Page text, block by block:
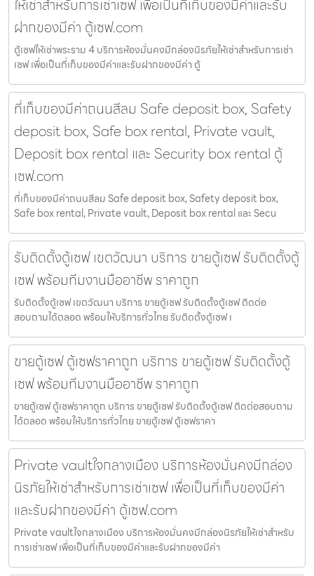
ให้เช่าสำหรับการเช่าเซฟ เพื่อเป็นที่เก็บของมีค่าและรับ
ฝากของมีค่า ตู้เซฟ.com
ตู้เซฟให้เช่าพระราม 4 บริการห้องมั่นคงมีกล่องนิรภัยให้เช่าสำหรับการเช่า
เซฟ เพื่อเป็นที่เก็บของมีค่าและรับฝากของมีค่า ตู้
ที่เก็บของมีค่าถนนสีลม Safe deposit box, Safety
deposit box, Safe box rental, Private vault,
Deposit box rental และ Security box rental ตู้
เซฟ.com
ที่เก็บของมีค่าถนนสีลม Safe deposit box, Safety deposit box,
Safe box rental, Private vault, Deposit box rental และ Secu
รับติดตั้งตู้เซฟ เขตวัฒนา บริการ ขายตู้เซฟ รับติดตั้งตู้
เซฟ พร้อมทีมงานมืออาชีพ ราคาถูก
รับติดตั้งตู้เซฟ เขตวัฒนา บริการ ขายตู้เซฟ รับติดตั้งตู้เซฟ ติดต่อ
สอบถามได้ตลอด พร้อมให้บริการทั่วไทย รับติดตั้งตู้เซฟ เ
ขายตู้เซฟ ตู้เซฟราคาถูก บริการ ขายตู้เซฟ รับติดตั้งตู้
เซฟ พร้อมทีมงานมืออาชีพ ราคาถูก
ขายตู้เซฟ ตู้เซฟราคาถูก บริการ ขายตู้เซฟ รับติดตั้งตู้เซฟ ติดต่อสอบถาม
ได้ตลอด พร้อมให้บริการทั่วไทย ขายตู้เซฟ ตู้เซฟราคา
Private vaultใจกลางเมือง บริการห้องมั่นคงมีกล่อง
นิรภัยให้เช่าสำหรับการเช่าเซฟ เพื่อเป็นที่เก็บของมีค่า
และรับฝากของมีค่า ตู้เซฟ.com
Private vaultใจกลางเมือง บริการห้องมั่นคงมีกล่องนิรภัยให้เช่าสำหรับ
การเช่าเซฟ เพื่อเป็นที่เก็บของมีค่าและรับฝากของมีค่า